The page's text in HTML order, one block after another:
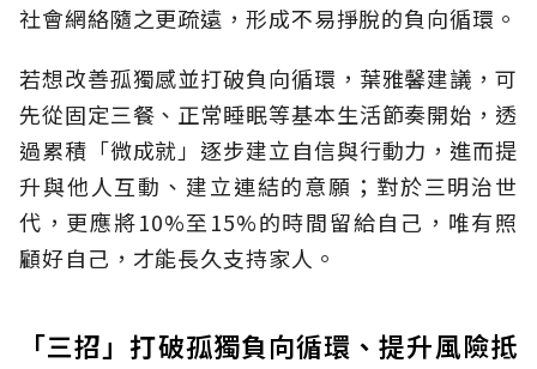
社會網絡隨之更疏遠，形成不易掙脫的負向循環。
若想改善孤獨感並打破負向循環，葉雅馨建議，可
先從固定三餐、正常睡眠等基本生活節奏開始，透
過累積「微成就」逐步建立自信與行動力，進而提
升與他人互動、建立連結的意願；對於三明治世
代，更應將10%至15%的時間留給自己，唯有照
顧好自己，才能長久支持家人。
「三招」打破孤獨負向循環、提升風險抵